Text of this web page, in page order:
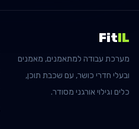
FitIL
מערכת עבודה למתאמנים, מאמנים
ובעלי חדרי כושר, עם שכבת תוכן,
כלים וגילוי אורגני מסודר.